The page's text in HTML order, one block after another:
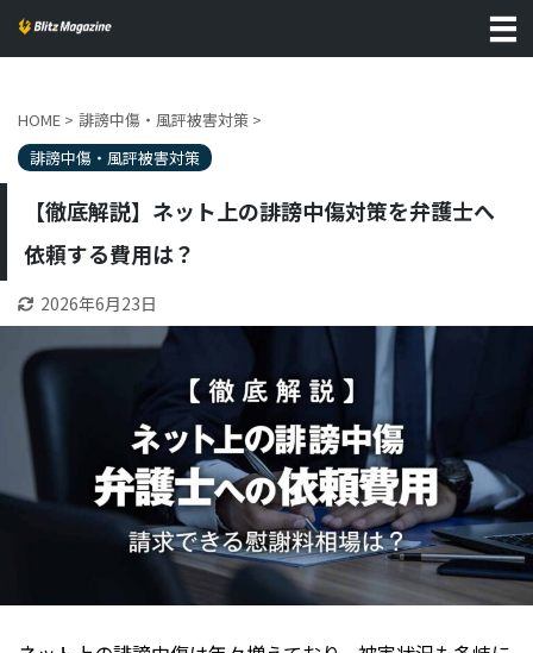
HOME > 誹謗中傷・風評被害対策 >
誹謗中傷・風評被害対策
【徹底解説】ネット上の誹謗中傷対策を弁護士へ
依頼する費用は？
2026年6月23日